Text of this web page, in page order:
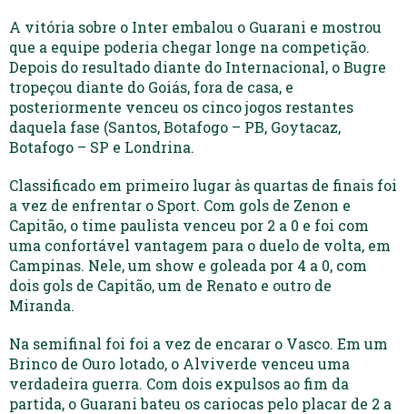
A vitória sobre o Inter embalou o Guarani e mostrou
que a equipe poderia chegar longe na competição.
Depois do resultado diante do Internacional, o Bugre
tropeçou diante do Goiás, fora de casa, e
posteriormente venceu os cinco jogos restantes
daquela fase (Santos, Botafogo – PB, Goytacaz,
Botafogo – SP e Londrina.
Classificado em primeiro lugar às quartas de finais foi
a vez de enfrentar o Sport. Com gols de Zenon e
Capitão, o time paulista venceu por 2 a 0 e foi com
uma confortável vantagem para o duelo de volta, em
Campinas. Nele, um show e goleada por 4 a 0, com
dois gols de Capitão, um de Renato e outro de
Miranda.
Na semifinal foi foi a vez de encarar o Vasco. Em um
Brinco de Ouro lotado, o Alviverde venceu uma
verdadeira guerra. Com dois expulsos ao fim da
partida, o Guarani bateu os cariocas pelo placar de 2 a